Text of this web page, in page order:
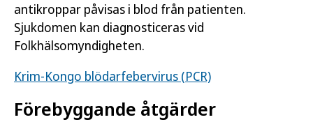
antikroppar påvisas i blod från patienten.
Sjukdomen kan diagnosticeras vid
Folkhälsomyndigheten.
Krim-Kongo blödarfebervirus (PCR)
Förebyggande åtgärder